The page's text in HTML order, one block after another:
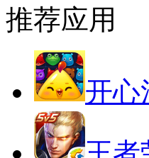
推荐应用
开心